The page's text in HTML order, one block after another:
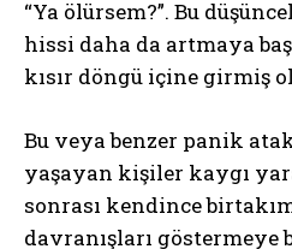
“Ya ölürsem?”. Bu
hissi daha da artmaya
kısır döngü içine girmiş
Bu veya benzer panik
yaşayan kişiler kaygı
sonrası kendince
davranışları göstermeye